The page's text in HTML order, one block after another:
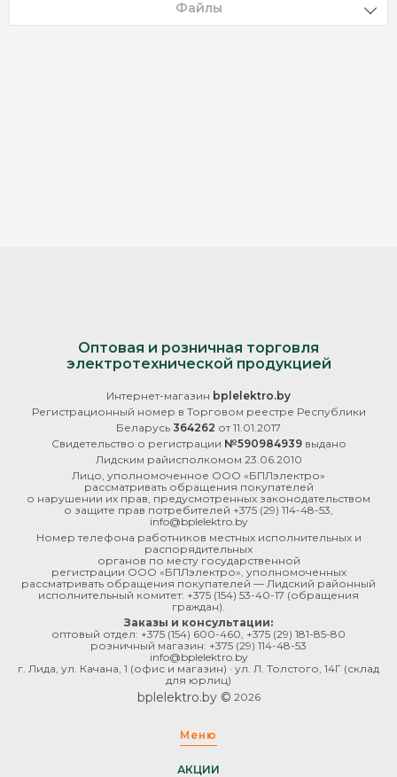
Файлы
Оптовая и розничная торговля
электротехнической продукцией
Интернет-магазин bplelektro.by
Регистрационный номер в Торговом реестре Республики
Беларусь 364262 от 11.01.2017
Свидетельство о регистрации №590984939выдано
Лидским райисполкомом 23.06.2010
Лицо, уполномоченное ООО «БПЛэлектро»
рассматривать обращения покупателей
о нарушении их прав, предусмотренных законодательством
о защите прав потребителей +375 (29) 114-48-53
info@bplelektro.by
Номер телефона работников местных исполнительных и
распорядительных
органов по месту государственной
регистрации ООО «БПЛэлектро», уполномоченных
рассматривать обращения покупателей — Лидский районный
исполнительный комитет: +375 (154) 53-40-17 (обращения
граждан).
Заказы и консультации:
оптовый отдел: +375 (154) 600-460 +375 (29) 181-85-80
розничный магазин: +375 (29) 114-48-53
info@bplelektro.by
г. Лида, ул. Качана, 1 (офис и магазин) · ул. Л. Толстого, 14Г (склад
для юрлиц)
bplelektro.by © 2026
Меню
АКЦИИ